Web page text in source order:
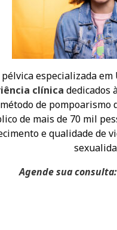
especializada
clínica dedicados
de
de mais de 70 mil
e qualidade de
Agende sua